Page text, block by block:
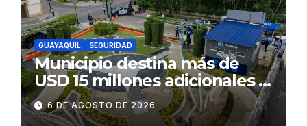
GUAYAQUIL SEGURIDAD
Municipio destina más de
USD 15 millones adicionales a
SEGURA EP para fortalecer la
seguridad ciudadana
6 DE AGOSTO DE 2026